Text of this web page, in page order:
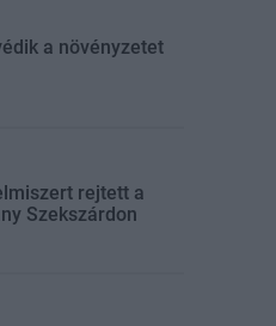
a növényzetet
rejtett a
Szekszárdon